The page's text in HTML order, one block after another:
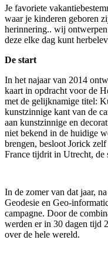
Je favoriete
waar je kinderen geboren
herinnering.. wij
deze elke dag kunt
De start
In het najaar van 2014
kaart in opdracht voor de
met de gelijknamige titel:
kunstzinnige kant van de
aan kunstzinnige en
niet bekend in de huidige
brengen, besloot Jorick
France tijdrit in Utrecht, de
In de zomer van dat jaar,
Geodesie en Geo-
campagne. Door de
werden er in 30 dagen tijd
over de hele wereld.